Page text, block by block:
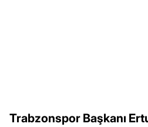
Trabzonspor Başkanı